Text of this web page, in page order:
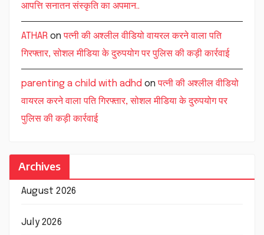
आपत्ति सनातन संस्कृति का अपमान..
ATHAR onपत्नी की अश्लील वीडियो वायरल करने वाला पति
गिरफ्तार, सोशल मीडिया के दुरुपयोग पर पुलिस की कड़ी कार्रवाई
parenting a child with adhd onपत्नी की अश्लील वीडियो
वायरल करने वाला पति गिरफ्तार, सोशल मीडिया के दुरुपयोग पर
पुलिस की कड़ी कार्रवाई
Archives
August 2026
July 2026